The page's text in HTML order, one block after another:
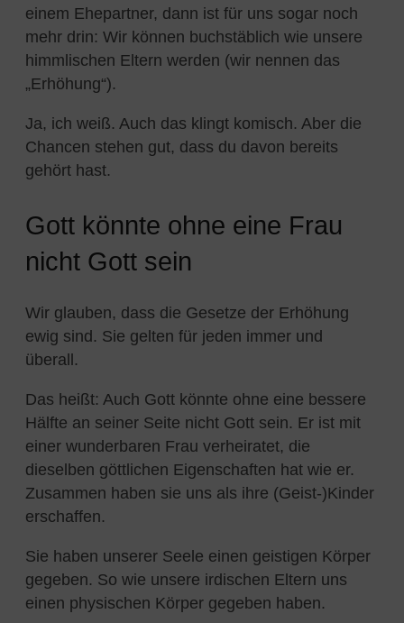
einem Ehepartner, dann ist für uns sogar noch
mehr drin: Wir können buchstäblich wie unsere
himmlischen Eltern werden (wir nennen das
„Erhöhung“).
Ja, ich weiß. Auch das klingt komisch. Aber die
Chancen stehen gut, dass du davon bereits
gehört hast.
Gott könnte ohne eine Frau
nicht Gott sein
Wir glauben, dass die Gesetze der Erhöhung
ewig sind. Sie gelten für jeden immer und
überall.
Das heißt: Auch Gott könnte ohne eine bessere
Hälfte an seiner Seite nicht Gott sein. Er ist mit
einer wunderbaren Frau verheiratet, die
dieselben göttlichen Eigenschaften hat wie er.
Zusammen haben sie uns als ihre (Geist-)Kinder
erschaffen.
Sie haben unserer Seele einen geistigen Körper
gegeben. So wie unsere irdischen Eltern uns
einen physischen Körper gegeben haben.